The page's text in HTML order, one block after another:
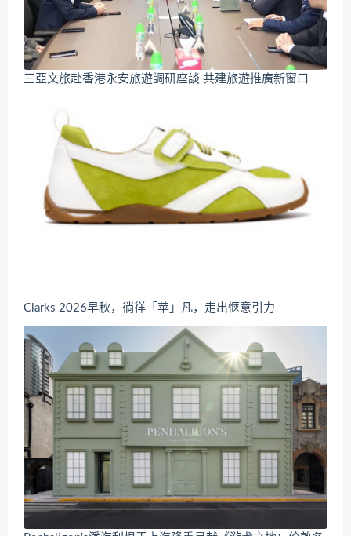
三亞文旅赴香港永安旅遊調研座談 共建旅遊推廣新窗口
Clarks 2026早秋，徜徉「苹」凡，走出惬意引力